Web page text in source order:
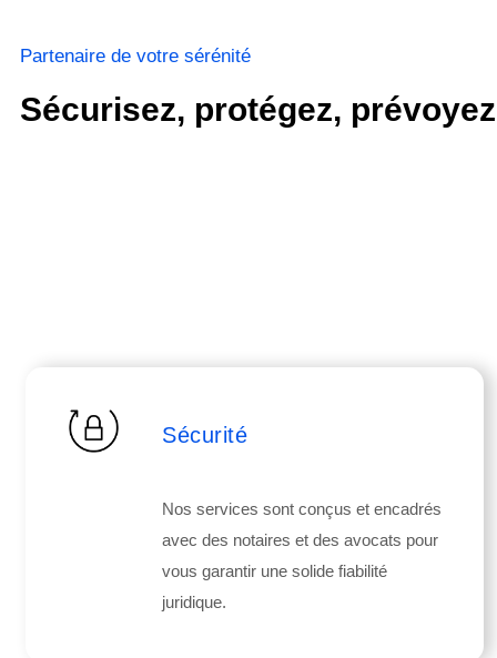
Partenaire de votre sérénité
Sécurisez, protégez, prévoyez
Sécurité
Nos services sont conçus et encadrés
avec des notaires et des avocats pour
vous garantir une solide fiabilité
juridique.